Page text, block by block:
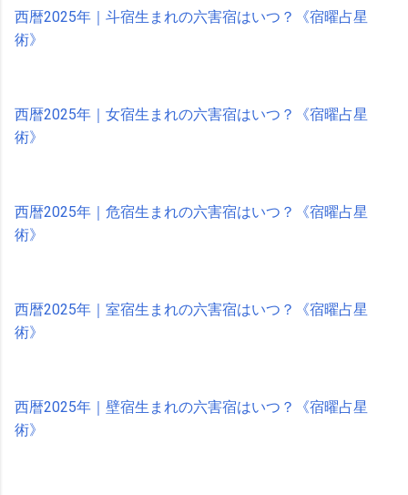
西暦2025年｜斗宿生まれの六害宿はいつ？《宿曜占星
術》
西暦2025年｜女宿生まれの六害宿はいつ？《宿曜占星
術》
西暦2025年｜危宿生まれの六害宿はいつ？《宿曜占星
術》
西暦2025年｜室宿生まれの六害宿はいつ？《宿曜占星
術》
西暦2025年｜壁宿生まれの六害宿はいつ？《宿曜占星
術》